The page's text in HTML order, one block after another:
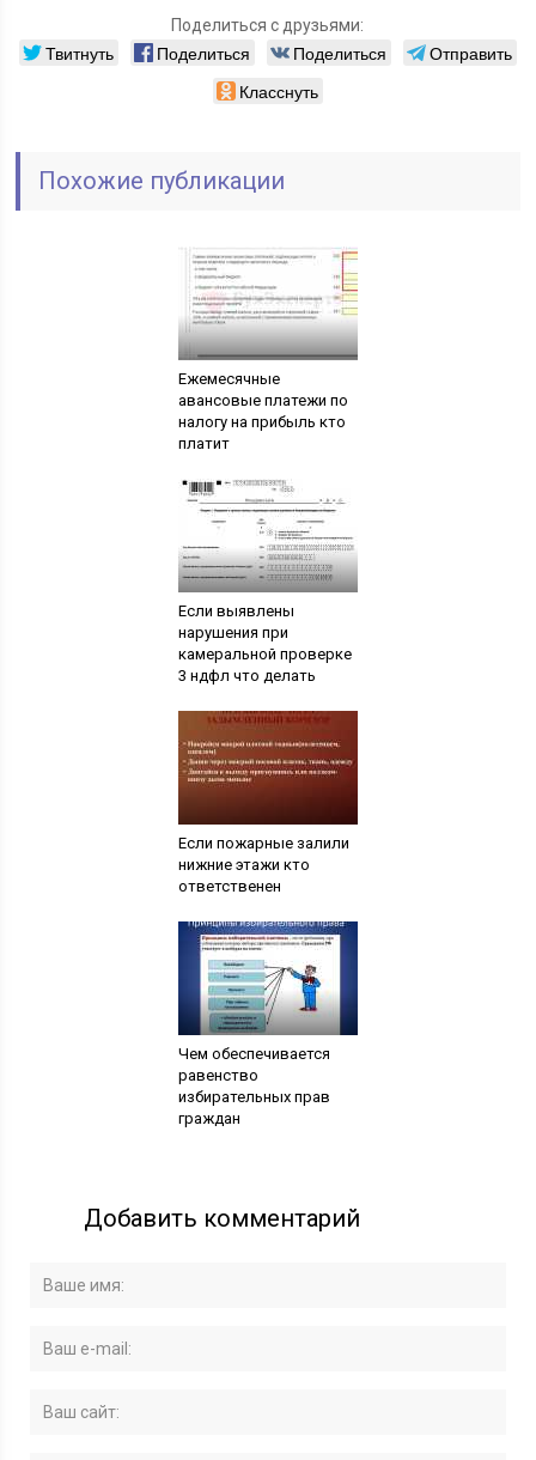
Поделиться с друзьями:
Твитнуть Поделиться Поделиться
Отправить
Класснуть
Похожие публикации
Ежемесячные
авансовые платежи по
налогу на прибыль кто
платит
Если выявлены
нарушения при
камеральной проверке
3 ндфл что делать
Если пожарные залили
нижние этажи кто
ответственен
Чем обеспечивается
равенство
избирательных прав
граждан
Добавить комментарий